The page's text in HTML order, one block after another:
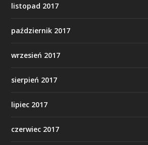
listopad 2017
październik 2017
wrzesień 2017
sierpień 2017
lipiec 2017
czerwiec 2017